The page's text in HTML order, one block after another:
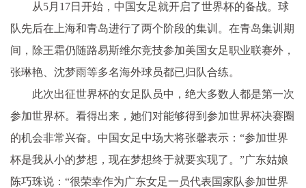
从5月17日开始，中国女足就开启了世界杯的备战。球
队先后在上海和青岛进行了两个阶段的集训。在青岛集训期
间，除王霜仍随路易斯维尔竞技参加美国女足职业联赛外，
张琳艳、沈梦雨等多名海外球员都已归队合练。
此次出征世界杯的女足队员中，绝大多数人都是第一次
参加世界杯。看得出来，她们对能够得到参加世界杯决赛圈
的机会非常兴奋。中国女足中场大将张馨表示：“参加世界
杯是我从小的梦想，现在梦想终于就要实现了。”广东姑娘
陈巧珠说：“很荣幸作为广东女足一员代表国家队参加世界